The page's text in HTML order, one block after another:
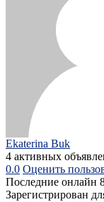
Ekaterina Buk
4 активных
0.0 Оценить
Последние онлайн
Зарегистрирован